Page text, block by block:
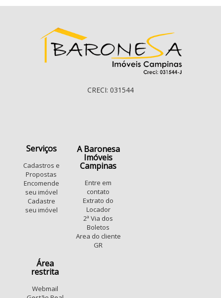
CRECI: 031544
Serviços
Cadastros e
Propostas
Encomende
seu imóvel
Cadastre
seu imóvel
A Baronesa
Imóveis
Campinas
Entre em
contato
Extrato do
Locador
2ª Via dos
Boletos
Area do cliente
GR
Área
restrita
Webmail